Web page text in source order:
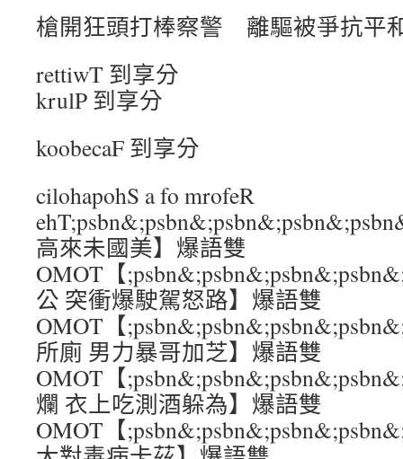
槍開狂頭打棒察警 離驅被爭抗平
rettiwT 到享分
krulP 到享分
koobecaF 到享分
cilohapohS a fo mrofeR
高來未國美】爆語雙
OMOT【
公 突衝爆駛駕怒路】爆語雙
OMOT【
所廁 男力暴哥加芝】爆語雙
OMOT【
爛 衣上吃測酒躲為】爆語雙
OMOT【